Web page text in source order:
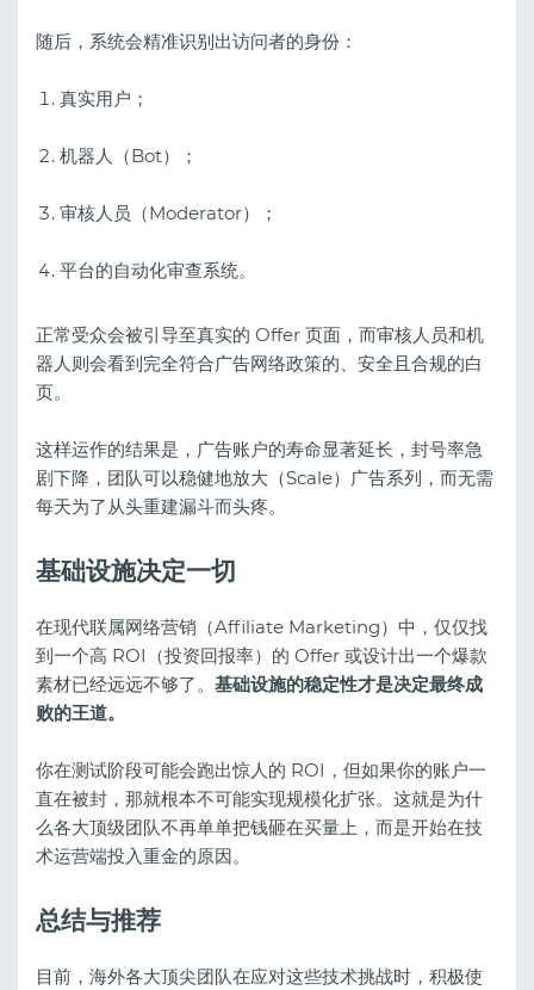
随后，系统会精准识别出访问者的身份：
真实用户；
机器人（Bot）；
审核人员（Moderator）；
平台的自动化审查系统。
正常受众会被引导至真实的 Offer 页面，而审核人员和机
器人则会看到完全符合广告网络政策的、安全且合规的白
页。
这样运作的结果是，广告账户的寿命显著延长，封号率急
剧下降，团队可以稳健地放大（Scale）广告系列，而无需
每天为了从头重建漏斗而头疼。
基础设施决定一切
在现代联属网络营销（Affiliate Marketing）中，仅仅找
到一个高 ROI（投资回报率）的 Offer 或设计出一个爆款
素材已经远远不够了。 基础设施的稳定性才是决定最终成
败的王道。
你在测试阶段可能会跑出惊人的 ROI，但如果你的账户一
直在被封，那就根本不可能实现规模化扩张。这就是为什
么各大顶级团队不再单单把钱砸在买量上，而是开始在技
术运营端投入重金的原因。
总结与推荐
目前，海外各大顶尖团队在应对这些技术挑战时，积极使